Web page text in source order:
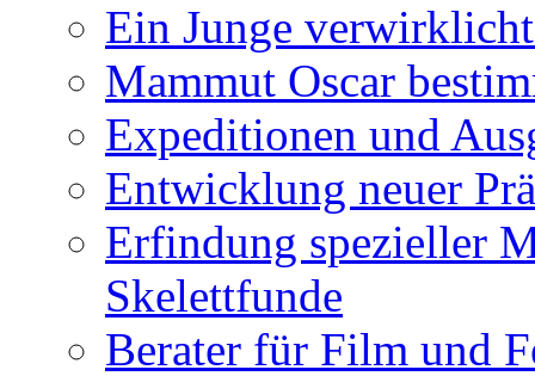
Ein Junge
Mammut Oscar
Expeditionen und
Entwicklung neuer
Erfindung spezieller
Skelettfunde
Berater für Film und